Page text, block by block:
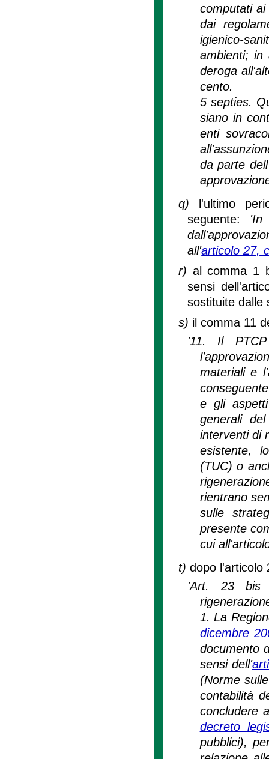
computati
dai
igienico-
ambienti; in
deroga
cento.
5 septies.
siano in
enti
da parte
q)
l'ultimo
seguente:
'In
all'articolo 27,
r) al comma 1
sensi
sostituite dalle
s) il comma 11
'11. Il
materiali e
e gli
generali
interventi di
esistente,
(TUC) o
rientrano
sulle
presente
cui
t) dopo l'articolo
'Art. 23 bis
1. La
dicembre
documento
sensi dell'
(Norme
contabilità
concludere
decreto
pubblici),